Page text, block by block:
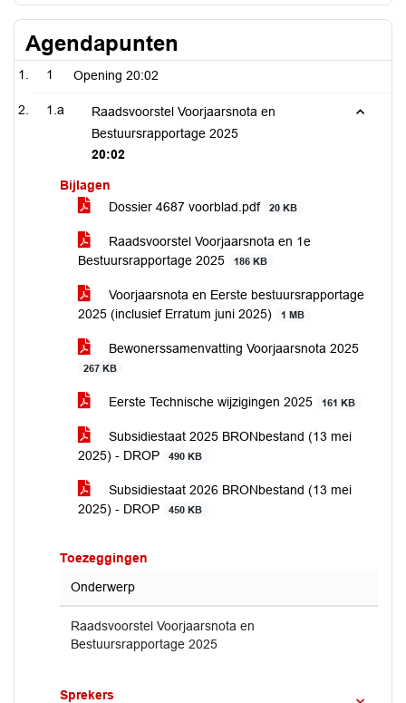
Agendapunten
1 Opening 20:02
1.a
Raadsvoorstel Voorjaarsnota en
Bestuursrapportage 2025
20:02
Bijlagen
Dossier 4687 voorblad.pdf
20 KB
Raadsvoorstel Voorjaarsnota en 1e
Bestuursrapportage 2025
186 KB
Voorjaarsnota en Eerste bestuursrapportage
2025 (inclusief Erratum juni 2025)
1 MB
Bewonerssamenvatting Voorjaarsnota 2025
267 KB
Eerste Technische wijzigingen 2025 161 KB
Subsidiestaat 2025 BRONbestand (13 mei
2025) - DROP
490 KB
Subsidiestaat 2026 BRONbestand (13 mei
2025) - DROP
450 KB
Toezeggingen
Onderwerp
Raadsvoorstel Voorjaarsnota en
Bestuursrapportage 2025
Sprekers